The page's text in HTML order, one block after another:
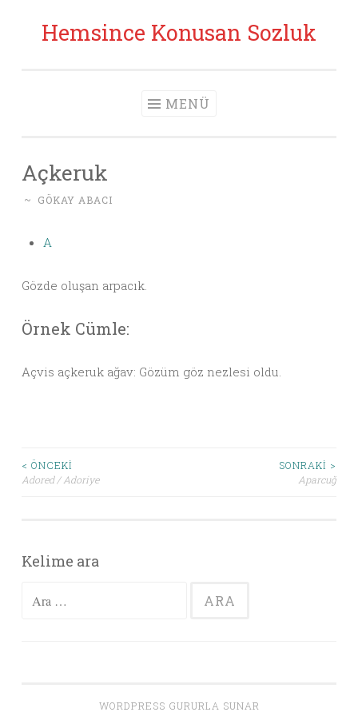
İçeriğe geç
Hemsince Konusan Sozluk
MENÜ
Açkeruk
~ GÖKAY ABACI
A
Gözde oluşan arpacık.
Örnek Cümle:
Açvis açkeruk ağav: Gözüm göz nezlesi oldu.
Yazı dolaşımı
< ÖNCEKI
Adored / Adoriye
SONRAKI >
Aparcuğ
Kelime ara
Arama:
WORDPRESS GURURLA SUNAR